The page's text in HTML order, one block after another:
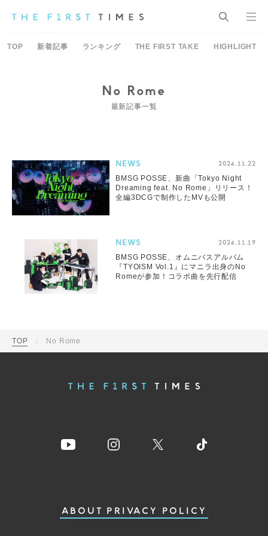
TOP 新着記事 ランキング THE FIRST TAKE HIGHLIGHT
No Rome
最新記事一覧
NEWS 2024.11.22
BMSG POSSE、新曲「Tokyo Night
Dreaming feat. No Rome」リリース！
全編3DCGで制作したMVも公開
NEWS 2024.11.19
BMSG POSSE、オムニバスアルバム
『TYOISM Vol.1』にマニラ出身のNo
Romeが参加！コラボ曲を先行配信
TOP No Rome
ABOUT PRIVACY POLICY